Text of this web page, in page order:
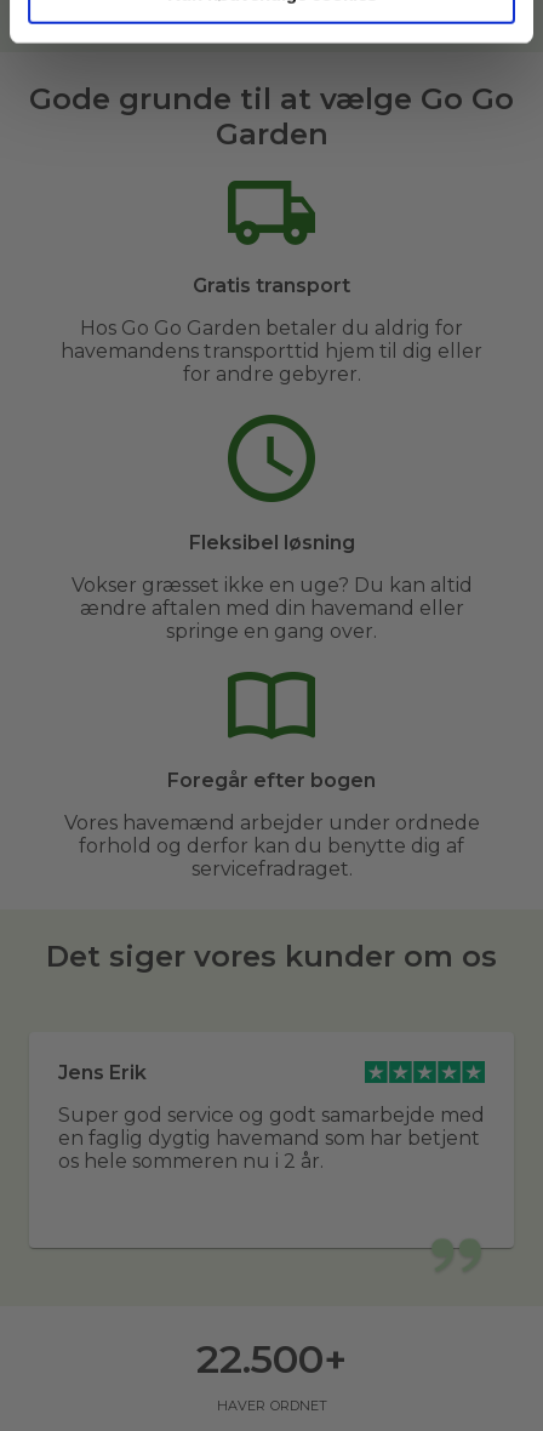
Gode grunde til at vælge Go Go
Garden
Gratis transport
Hos Go Go Garden betaler du aldrig for
havemandens transporttid hjem til dig eller
for andre gebyrer.
Fleksibel løsning
Vokser græsset ikke en uge? Du kan altid
ændre aftalen med din havemand eller
springe en gang over.
Foregår efter bogen
Vores havemænd arbejder under ordnede
forhold og derfor kan du benytte dig af
servicefradraget.
Det siger vores kunder om os
Jens Erik
Super god service og godt samarbejde med
en faglig dygtig havemand som har betjent
os hele sommeren nu i 2 år.
haver ordnet
22.500+